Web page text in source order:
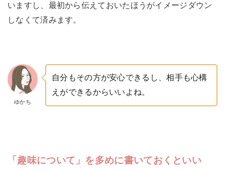
いますし、最初から伝えておいたほうがイメージダウン
しなくて済みます。
ゆかち
自分もその方が安心できるし、相手も心構
えができるからいいよね。
「趣味について」を多めに書いておくといい